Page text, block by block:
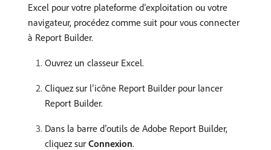
Excel pour votre plateforme d’exploitation ou votre
navigateur, procédez comme suit pour vous connecter
à Report Builder.
Ouvrez un classeur Excel.
Cliquez sur lʼicône Report Builder pour lancer
Report Builder.
Dans la barre d’outils de Adobe Report Builder,
cliquez sur Connexion.